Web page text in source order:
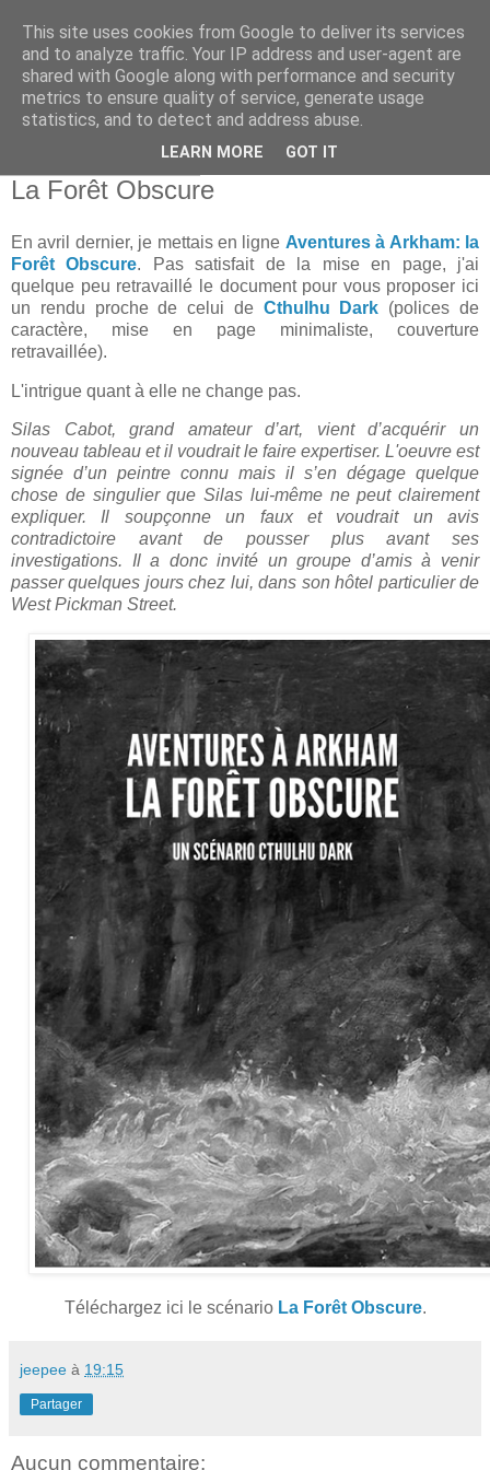
La Forêt Obscure
En avril dernier, je mettais en ligne Aventures à Arkham: la
Forêt Obscure. Pas satisfait de la mise en page, j'ai
quelque peu retravaillé le document pour vous proposer ici
un rendu proche de celui de Cthulhu Dark (polices de
caractère, mise en page minimaliste, couverture
retravaillée).
L'intrigue quant à elle ne change pas.
Silas Cabot, grand amateur d’art, vient d’acquérir un
nouveau tableau et il voudrait le faire expertiser. L'oeuvre est
signée d’un peintre connu mais il s’en dégage quelque
chose de singulier que Silas lui-même ne peut clairement
expliquer. Il soupçonne un faux et voudrait un avis
contradictoire avant de pousser plus avant ses
investigations. Il a donc invité un groupe d’amis à venir
passer quelques jours chez lui, dans son hôtel particulier de
West Pickman Street.
Téléchargez ici le scénario La Forêt Obscure.
jeepee à 19:15
Partager
Aucun commentaire:
This site uses cookies from Google to deliver its services
and to analyze traffic. Your IP address and user-agent are
shared with Google along with performance and security
metrics to ensure quality of service, generate usage
statistics, and to detect and address abuse.
LEARN MORE GOT IT